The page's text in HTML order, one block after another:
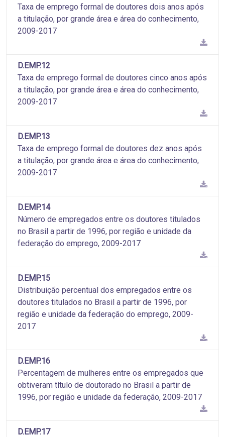
Taxa de emprego formal de doutores dois anos após
a titulação, por grande área e área do conhecimento,
2009-2017
D.EMP.12
Taxa de emprego formal de doutores cinco anos após
a titulação, por grande área e área do conhecimento,
2009-2017
D.EMP.13
Taxa de emprego formal de doutores dez anos após
a titulação, por grande área e área do conhecimento,
2009-2017
D.EMP.14
Número de empregados entre os doutores titulados
no Brasil a partir de 1996, por região e unidade da
federação do emprego, 2009-2017
D.EMP.15
Distribuição percentual dos empregados entre os
doutores titulados no Brasil a partir de 1996, por
região e unidade da federação do emprego, 2009-
2017
D.EMP.16
Percentagem de mulheres entre os empregados que
obtiveram título de doutorado no Brasil a partir de
1996, por região e unidade da federação, 2009-2017
D.EMP.17